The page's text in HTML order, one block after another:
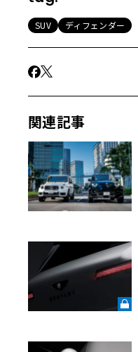
SUV ディフェンダー
関連記事